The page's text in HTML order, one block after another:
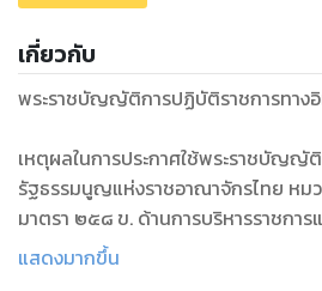
เกี่ยวกับ
พระราชบัญญัติการปฏิบัติราชการทาง
เหตุผลในการประกาศใช้พระราชบัญ
รัฐธรรมนูญแห่งราชอาณาจักรไทย หม
มาตรา ๒๕๘ ข. ด้านการบริหารราชก
การนำเทคโนโลยีที่เหมาะสมมาประยุกต์ใ
แสดงมากขึ้น